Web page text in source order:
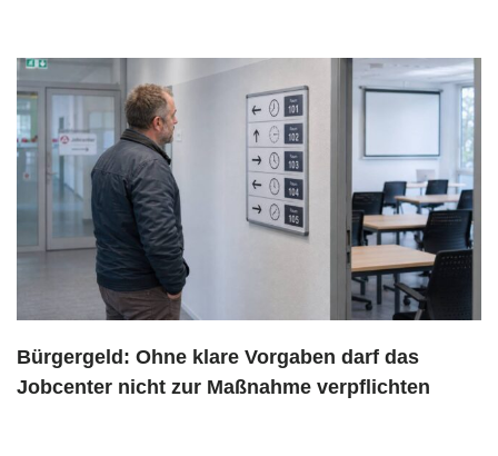
Bürgergeld: Ohne klare Vorgaben darf das
Jobcenter nicht zur Maßnahme verpflichten